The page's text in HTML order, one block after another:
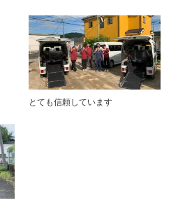
とても信頼しています